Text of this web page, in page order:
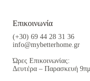
Επικοινωνία
(+30) 69 44 28 31 36
info@mybetterhome.gr
Ώρες Επικοινωνίας:
Δευτέρα – Παρασκευή